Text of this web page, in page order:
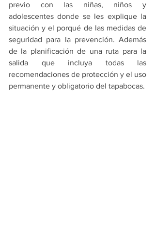
previo con las niñas, niños y
adolescentes donde se les explique la
situación y el porqué de las medidas de
seguridad para la prevención. Además
de la planificación de una ruta para la
salida que incluya todas las
recomendaciones de protección y el uso
permanente y obligatorio del tapabocas.